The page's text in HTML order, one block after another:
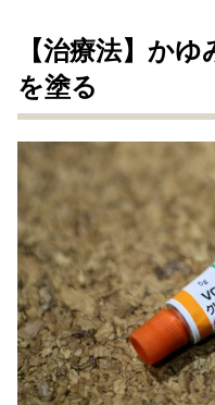
【治療法】か
を塗る